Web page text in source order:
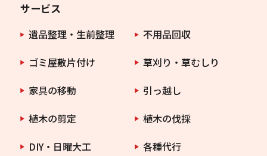
サービス
遺品整理・生前整理
不用品回収
ゴミ屋敷片付け
草刈り・草むしり
家具の移動
引っ越し
植木の剪定
植木の伐採
DIY・日曜大工
各種代行